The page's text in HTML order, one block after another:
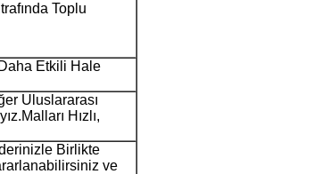
Toplu
Etkili Hale
Uluslararası
Hızlı,
Birlikte
ve